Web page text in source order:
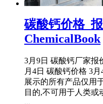
碳酸钙价格_
ChemicalBook
3月9日 碳酸钙厂家报
月4日 碳酸钙价格 3
展示的所有产品仅用
目的,不可用于人类或
...